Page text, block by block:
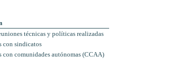
técnicas y políticas realizadas
con sindicatos
con comunidades autónomas (CCAA)